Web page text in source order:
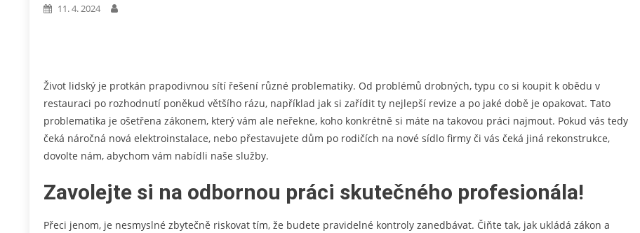
11. 4. 2024
Život lidský je protkán prapodivnou sítí řešení různé problematiky. Od problémů drobných, typu co si koupit k obědu v
restauraci po rozhodnutí poněkud většího rázu, například jak si zařídit ty nejlepší revize a po jaké době je opakovat. Tato
problematika je ošetřena zákonem, který vám ale neřekne, koho konkrétně si máte na takovou práci najmout. Pokud vás tedy
čeká náročná nová elektroinstalace, nebo přestavujete dům po rodičích na nové sídlo firmy či vás čeká jiná rekonstrukce,
dovolte nám, abychom vám nabídli naše služby.
Zavolejte si na odbornou práci skutečného profesionála!
Přeci jenom, je nesmyslné zbytečně riskovat tím, že budete pravidelné kontroly zanedbávat. Čiňte tak, jak ukládá zákon a